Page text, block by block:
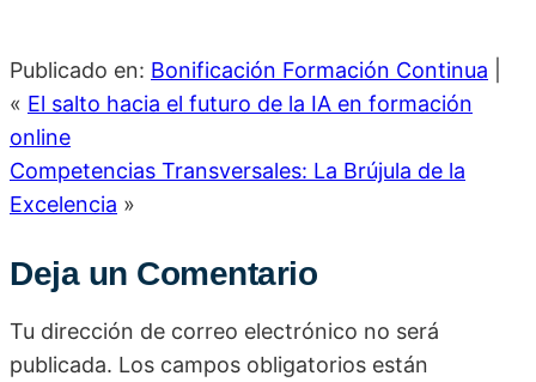
Publicado en: Bonificación Formación Continua
« El salto hacia el futuro de la IA en formación
online
Competencias Transversales: La Brújula de la
Excelencia »
Deja un Comentario
Tu dirección de correo electrónico no será
publicada. Los campos obligatorios están